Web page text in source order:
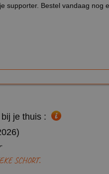
supporter. Bestel vandaag nog
je thuis :
SCHORT.